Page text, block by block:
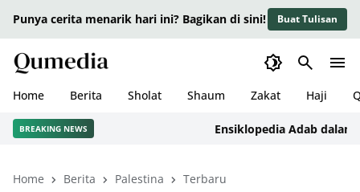
Punya cerita menarik hari ini? Bagikan di sini! Buat Tulisan
Home Berita Sholat Shaum Zakat Haji
BREAKING NEWS Ensiklopedia Adab dalam
Home Berita Palestina Terbaru